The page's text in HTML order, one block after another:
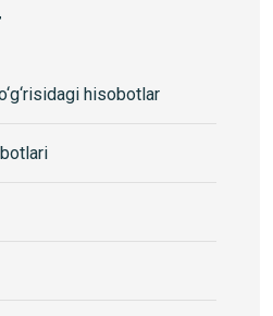
hisobotlar